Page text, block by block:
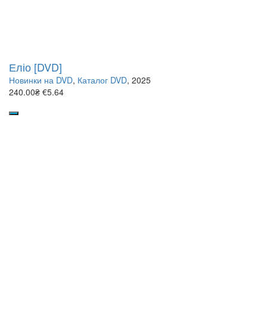
Еліо [DVD]
Новинки на DVD, Каталог DVD, 2025
240.00₴ €5.64